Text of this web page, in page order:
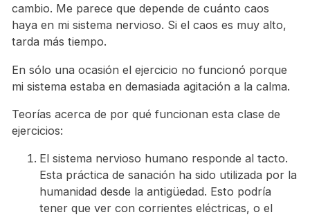
cambio. Me parece que depende de cuánto caos
haya en mi sistema nervioso. Si el caos es muy alto,
tarda más tiempo.
En sólo una ocasión el ejercicio no funcionó porque
mi sistema estaba en demasiada agitación a la calma.
Teorías acerca de por qué funcionan esta clase de
ejercicios:
El sistema nervioso humano responde al tacto.
Esta práctica de sanación ha sido utilizada por la
humanidad desde la antigüedad. Esto podría
tener que ver con corrientes eléctricas, o el